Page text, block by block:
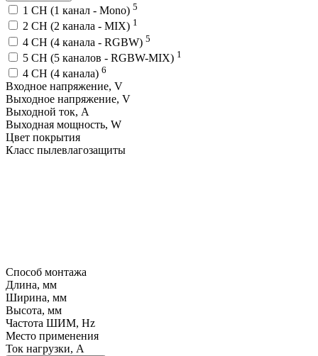
1 CH (1 канал - Mono) 5
2 CH (2 канала - MIX) 1
4 CH (4 канала - RGBW) 5
5 CH (5 каналов - RGBW-MIX) 1
4 CH (4 канала) 6
Входное напряжение, V
Выходное напряжение, V
Выходной ток, A
Выходная мощность, W
Цвет покрытия
Класс пылевлагозащиты
Способ монтажа
Длина, мм
Ширина, мм
Высота, мм
Частота ШИМ, Hz
Место применения
Ток нагрузки, A